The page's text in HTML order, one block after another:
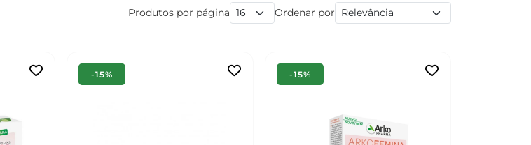
Produtos por página Ordenar por
-15% -15%